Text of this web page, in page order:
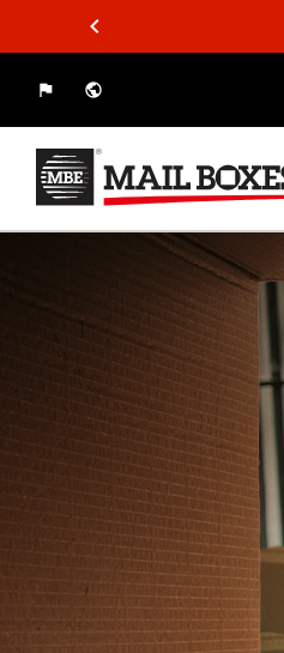
Was wollen Sie verschicken?
Wohin wollen Sie versenden?
Verpackungslösungen
Business-Lösungen
Logistiklösungen
E-Commerce
Drucklösungen
Marketinglösungen
Postservices